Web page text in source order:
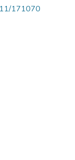
171070